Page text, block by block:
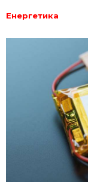
Енергетика